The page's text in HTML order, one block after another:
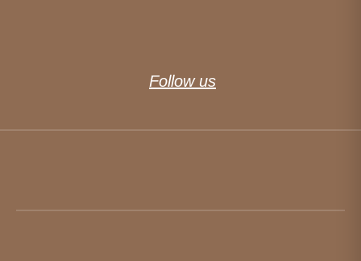
Follow us